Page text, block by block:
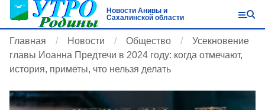
Новости Анивы и
Сахалинской области
Главная Новости Общество
Усекновение
главы Иоанна Предтечи в 2024 году: когда отмечают,
история, приметы, что нельзя делать